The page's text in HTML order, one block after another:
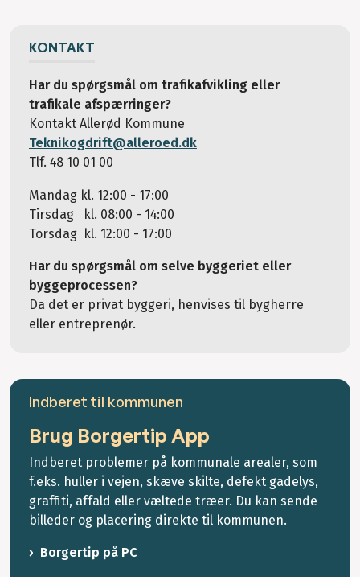
KONTAKT
Har du spørgsmål om trafikafvikling eller
trafikale afspærringer?
Kontakt Allerød Kommune
Teknikogdrift@alleroed.dk
Tlf. 48 10 01 00
Mandag kl. 12:00 - 17:00
Tirsdag kl. 08:00 - 14:00
Torsdag kl. 12:00 - 17:00
Har du spørgsmål om selve byggeriet eller
byggeprocessen?
Da det er privat byggeri, henvises til bygherre
eller entreprenør.
Indberet til kommunen
Brug Borgertip App
Indberet problemer på kommunale arealer, som
f.eks. huller i vejen, skæve skilte, defekt gadelys,
graffiti, affald eller væltede træer. Du kan sende
billeder og placering direkte til kommunen.
Borgertip på PC